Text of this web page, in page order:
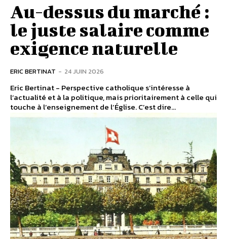
Au-dessus du marché :
le juste salaire comme
exigence naturelle
ERIC BERTINAT - 24 JUIN 2026
Eric Bertinat - Perspective catholique s’intéresse à
l’actualité et à la politique, mais prioritairement à celle qui
touche à l’enseignement de l’Église. C’est dire...